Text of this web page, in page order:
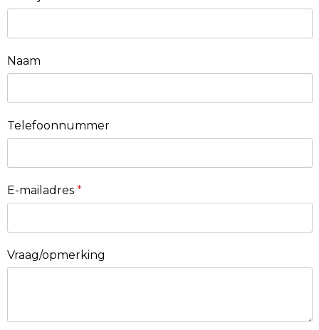
Naam
Telefoonnummer
E-mailadres *
Vraag/opmerking